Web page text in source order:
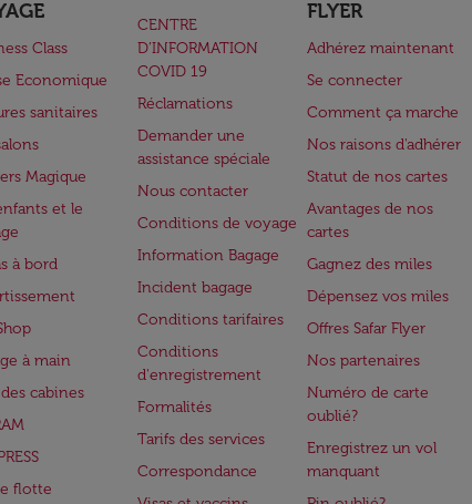
Class
Economique
sanitaires
Magique
et le
à bord
à main
cabines
flotte
CENTRE
D’INFORMATION
COVID 19
Réclamations
Demander une
assistance spéciale
Nous contacter
Conditions de voyage
Information Bagage
Incident bagage
Conditions tarifaires
Conditions
d'enregistrement
Formalités
Tarifs des services
Correspondance
FLYER
Adhérez maintenant
Se connecter
Comment ça marche
Nos raisons d'adhérer
Statut de nos cartes
Avantages de nos
cartes
Gagnez des miles
Dépensez vos miles
Offres Safar Flyer
Nos partenaires
Numéro de carte
oublié?
Enregistrez un vol
manquant